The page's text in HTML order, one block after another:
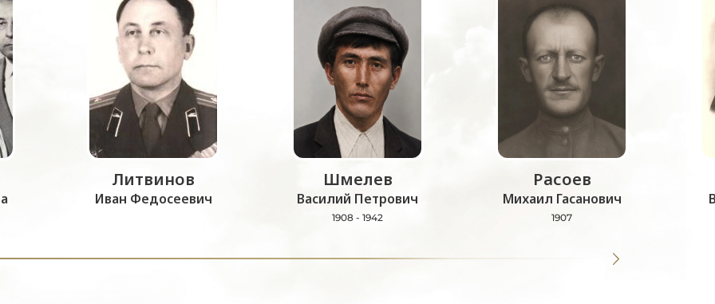
Литвинов
Иван Федосеевич
Шмелев
Василий Петрович
1908 - 1942
Расоев
Михаил Гасанович
1907